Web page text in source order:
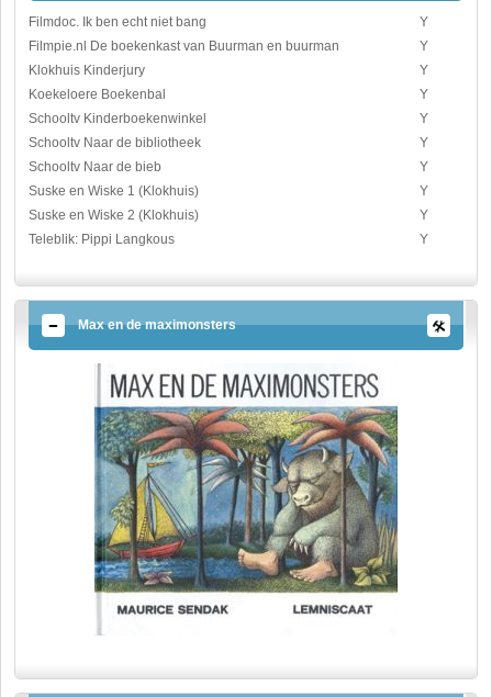
Filmdoc. Ik ben echt niet bang
Y
Filmpie.nl De boekenkast van Buurman en buurman
Y
Klokhuis Kinderjury
Y
Koekeloere Boekenbal
Y
Schooltv Kinderboekenwinkel
Y
Schooltv Naar de bibliotheek
Y
Schooltv Naar de bieb
Y
Suske en Wiske 1 (Klokhuis)
Y
Suske en Wiske 2 (Klokhuis)
Y
Teleblik: Pippi Langkous
Y
Max en de maximonsters